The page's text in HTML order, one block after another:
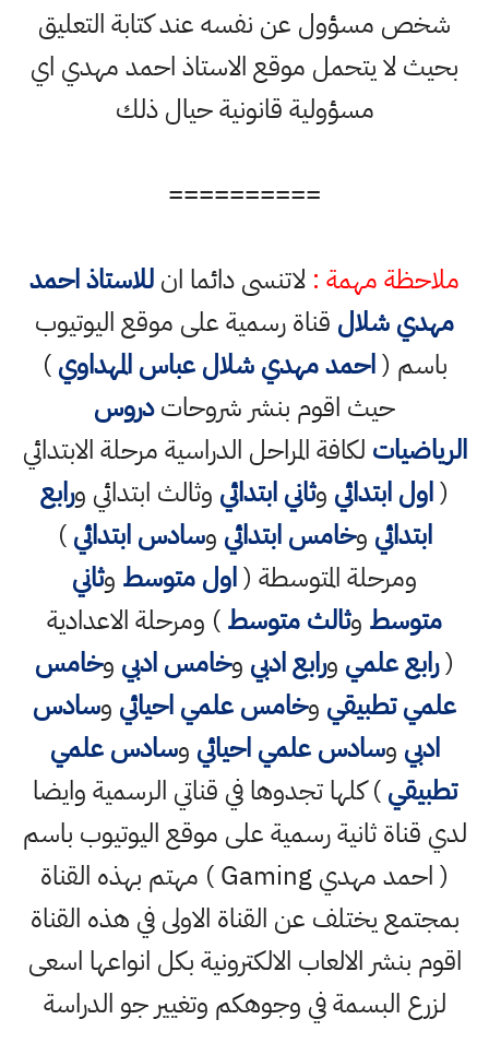
شخص مسؤول عن نفسه عند كتابة التعليق
بحيث لا يتحمل موقع الاستاذ احمد مهدي اي
مسؤولية قانونية حيال ذلك
==========
ملاحظة مهمة : لاتنسى دائما انللاستاذ احمد
مهدي شلال قناة رسمية على موقع اليوتيوب
باسم (احمد مهدي شلال عباس المهداوي)
حيث اقوم بنشر شروحاتدروس
الرياضيات لكافة المراحل الدراسية مرحلة الابتدائي
(اول ابتدائي وثاني ابتدائي وثالث ابتدائي ورابع
ابتدائي وخامس ابتدائي وسادس ابتدائي)
ومرحلة المتوسطة (اول متوسط وثاني
متوسط وثالث متوسط) ومرحلة الاعدادية
(رابع علمي ورابع ادبي وخامس ادبي وخامس
علمي تطبيقي وخامس علمي احيائي وسادس
ادبي وسادس علمي احيائي وسادس علمي
تطبيقي) كلها تجدوها في قناتي الرسمية وايضا
لدي قناة ثانية رسمية على موقع اليوتيوب باسم
( احمد مهدي Gaming ) مهتم بهذه القناة
بمجتمع يختلف عن القناة الاولى في هذه القناة
اقوم بنشر الالعاب الالكترونية بكل انواعها اسعى
لزرع البسمة في وجوهكم وتغيير جو الدراسة